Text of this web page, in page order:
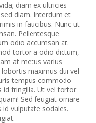
diam ex ultricies
diam. Interdum et
in faucibus. Nunc ut
Pellentesque
odio accumsan at.
tortor a odio dictum,
at metus varius
maximus dui vel
tempus commodo
id fringilla. Ut vel tortor
Sed feugiat ornare
id vulputate sodales.